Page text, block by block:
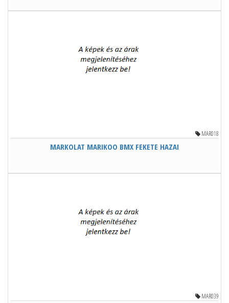
MAR018
MARKOLAT MARIKOO BMX FEKETE HAZAI
MAR039